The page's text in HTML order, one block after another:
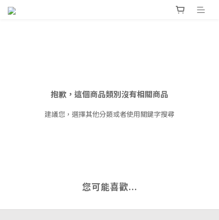
抱歉，這個商品類別沒有相關商品
建議您，選擇其他分類或者使用關鍵字搜尋
您可能喜歡...